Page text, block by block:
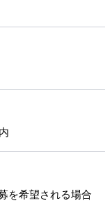
を希望される場合